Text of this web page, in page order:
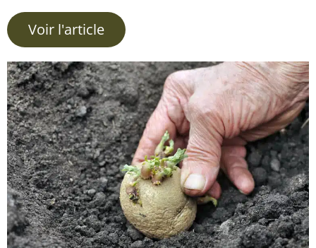
Voir l'article